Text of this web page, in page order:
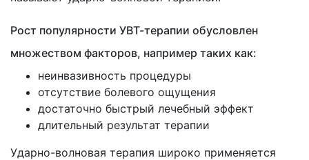
Рост популярности УВТ-терапии обусловлен
множеством факторов, например таких как:
неинвазивность процедуры
отсутствие болевого ощущения
достаточно быстрый лечебный эффект
длительный результат терапии
Ударно-волновая терапия широко применяется